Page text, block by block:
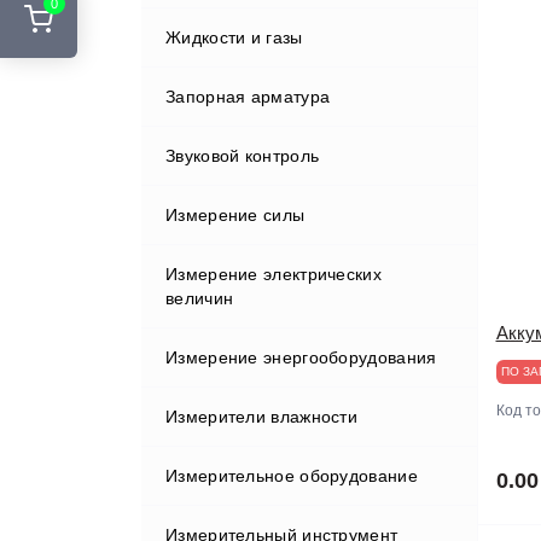
0
Стенды развал-схождения
Шиномонтажные подъемники
Шиномонтажные стенды
Адаптеры и переходники
Аккумуляторы и ЗУ
Вехи
Держатели
Индукторы
Курвиметры
Лазерные сканеры
Лазерные указатели
Металлоискатели
Нивелиры
грунтов
Полевые контроллеры
Прессиометрическое
Жидкости и газы
Запорная арматура
Звуковой контроль
Измерение силы
Измерение электрических
величин
Измерение энергооборудования
Измерители влажности
Влагомеры газа
Влагомеры древесины
Измерительное оборудование
Измерительный инструмент
ПО
Код